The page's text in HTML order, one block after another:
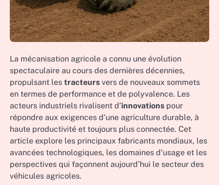
La mécanisation agricole a connu une évolution
spectaculaire au cours des dernières décennies,
propulsant les tracteurs vers de nouveaux sommets
en termes de performance et de polyvalence. Les
acteurs industriels rivalisent d’innovations pour
répondre aux exigences d’une agriculture durable, à
haute productivité et toujours plus connectée. Cet
article explore les principaux fabricants mondiaux, les
avancées technologiques, les domaines d’usage et les
perspectives qui façonnent aujourd’hui le secteur des
véhicules agricoles.